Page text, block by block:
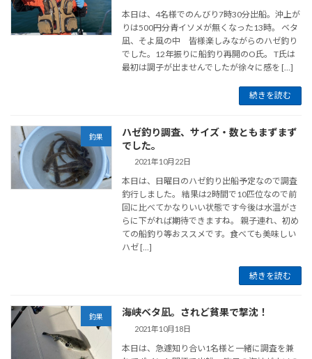
本日は、4名様でのんびり7時30分出船。沖上が
りは500円分青イソメが無くなった13時。 ベタ
凪、そよ風の中 皆様楽しみながらのハゼ釣り
でした。12年振りに船釣り再開のO氏。 T氏は
最初は調子が出ませんでしたが徐々に感を […]
続きを読む
釣果
ハゼ釣り調査、サイズ・数ともまずまず
でした。
2021年10月22日
本日は、日曜日のハゼ釣り出船予定なので調査
釣行しました。 結果は2時間で10匹位なので前
回に比べてかなりいい状態です今後は水温がさ
らに下がれば期待できますね。 親子連れ、初め
ての船釣り等おススメです。食べても美味しい
ハゼ […]
続きを読む
釣果 海峡ベタ凪。されど貧果で撃沈！
2021年10月18日
本日は、急遽知り合い1名様と一緒に調査を兼